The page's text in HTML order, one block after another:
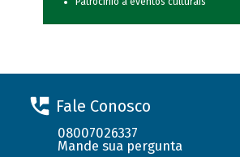
Fale Conosco
08007026337
Mande sua pergunta